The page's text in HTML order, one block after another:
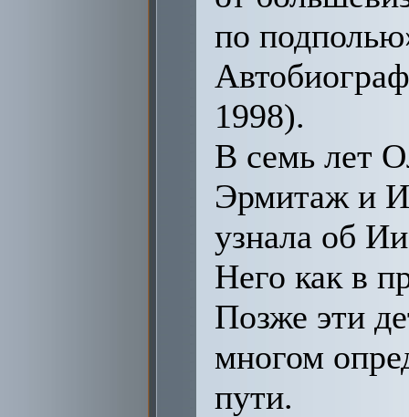
по
1998).
В семь лет
Эрмитаж и
узнала об
Него как в
Позже эти
многом
пути.